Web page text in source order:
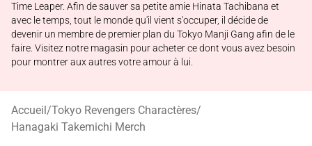
Time Leaper. Afin de sauver sa petite amie Hinata Tachibana et
avec le temps, tout le monde qu'il vient s'occuper, il décide de
devenir un membre de premier plan du Tokyo Manji Gang afin de le
faire. Visitez notre magasin pour acheter ce dont vous avez besoin
pour montrer aux autres votre amour à lui.
Accueil/Tokyo Revengers Charactères/
Hanagaki Takemichi Merch